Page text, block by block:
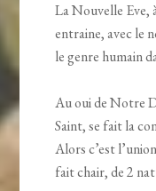
La Nouvelle Eve,
entraine, avec le
le genre humain
Au oui de Notre
Saint, se fait la
Alors c’est
fait chair, de 2